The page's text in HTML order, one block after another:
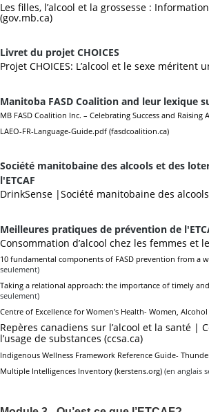
Les filles, l’alcool et la grossesse :
(gov.mb.ca)
Livret du projet CHOICES
Projet CHOICES: L’alcool et le sexe méritent
Manitoba FASD Coalition and leur lexique
MB FASD Coalition Inc. – Celebrating Success and Raising
LAEO-FR-Language-Guide.pdf (fasdcoalition.ca)
Société manitobaine des alcools et des
l'ETCAF
DrinkSense |Société manitobaine des
Meilleures pratiques de prévention de
Consommation d’alcool chez les femmes et
10 fundamental components of FASD prevention from a
seulement)
Taking a relational approach: the importance of timely
seulement)
Centre of Excellence for Women's Health- Women,
Repères canadiens sur l’alcool et la santé |
l’usage de substances (ccsa.ca)
Indigenous Wellness Framework Reference Guide-
Multiple Intelligences Inventory (kerstens.org) (en anglais